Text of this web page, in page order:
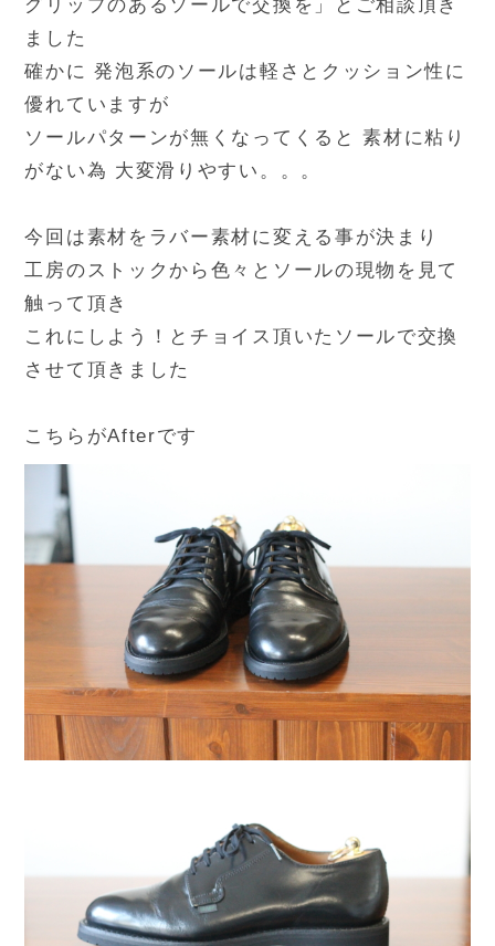
グリップのあるソールで交換を」とご相談頂き
ました
確かに 発泡系のソールは軽さとクッション性に
優れていますが
ソールパターンが無くなってくると 素材に粘り
がない為 大変滑りやすい。。。
今回は素材をラバー素材に変える事が決まり
工房のストックから色々とソールの現物を見て
触って頂き
これにしよう！とチョイス頂いたソールで交換
させて頂きました
こちらがAfterです